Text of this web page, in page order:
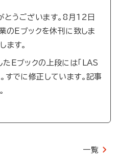
とうございます。8月12日
のEブックを休刊に致しま
ます。
Eブックの上段には「LAS
すでに修正しています。記事
一覧